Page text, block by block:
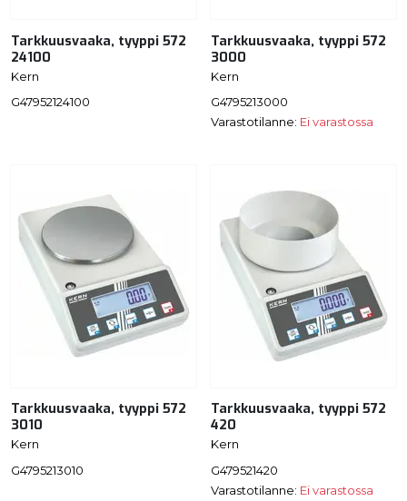
Tarkkuusvaaka, tyyppi 572
24100
Kern
G47952124100
Tarkkuusvaaka, tyyppi 572
3000
Kern
G4795213000
Varastotilanne: Ei varastossa
Tarkkuusvaaka, tyyppi 572
3010
Kern
G4795213010
Tarkkuusvaaka, tyyppi 572
420
Kern
G479521420
Varastotilanne: Ei varastossa